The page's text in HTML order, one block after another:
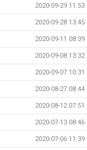
2020-09-29 11:53
2020-09-28 13:45
2020-09-11 08:39
2020-09-08 13:32
2020-09-07 10:31
2020-08-27 08:44
2020-08-12 07:51
2020-07-13 08:46
2020-07-06 11:39